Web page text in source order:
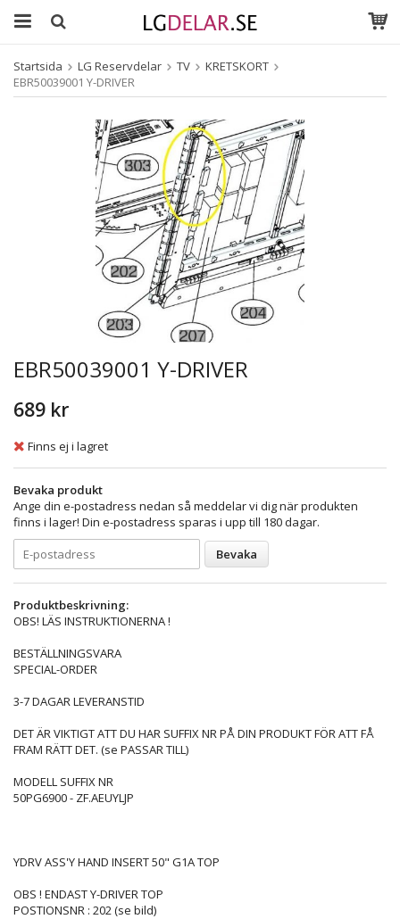
Startsida LG Reservdelar TV
KRETSKORT
EBR50039001 Y-DRIVER
EBR50039001 Y-DRIVER
689 kr
Finns ej i lagret
Bevaka produkt
Ange din e-postadress nedan så meddelar vi dig när produkten
finns i lager! Din e-postadress sparas i upp till 180 dagar.
Bevaka
Produktbeskrivning:
OBS! LÄS INSTRUKTIONERNA !
BESTÄLLNINGSVARA
SPECIAL-ORDER
3-7 DAGAR LEVERANSTID
DET ÄR VIKTIGT ATT DU HAR SUFFIX NR PÅ DIN PRODUKT FÖR ATT FÅ
FRAM RÄTT DET. (se PASSAR TILL)
MODELL SUFFIX NR
50PG6900 - ZF.AEUYLJP
YDRV ASS'Y HAND INSERT 50" G1A TOP
OBS ! ENDAST Y-DRIVER TOP
POSTIONSNR : 202 (se bild)